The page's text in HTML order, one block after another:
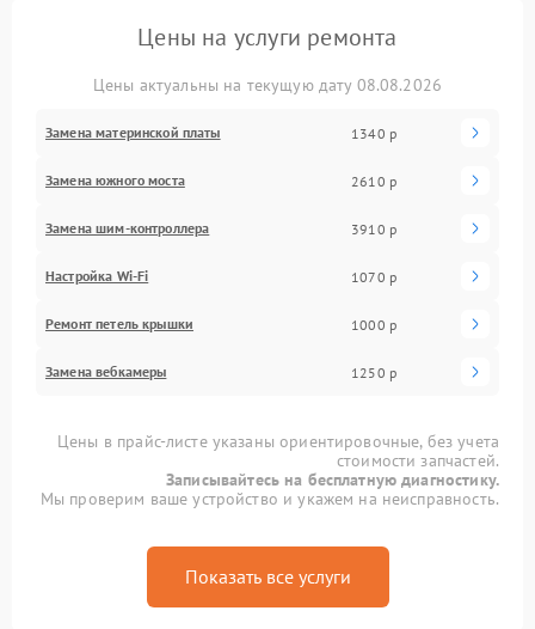
Цены на услуги ремонта
Цены актуальны на текущую дату 08.08.2026
Замена материнской платы 1340 р
Замена южного моста 2610 р
Замена шим-контроллера 3910 р
Настройка Wi-Fi 1070 р
Ремонт петель крышки 1000 р
Замена вебкамеры 1250 р
Цены в прайс-листе указаны ориентировочные, без учета
стоимости запчастей.
Записывайтесь на бесплатную диагностику.
Мы проверим ваше устройство и укажем на неисправность.
Показать все услуги